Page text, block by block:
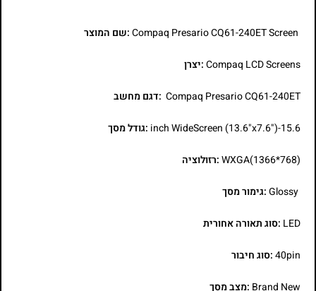
:שם המוצר
Compaq LCD Screens:יצרן
Compaq Presario CQ61-240ET :דגם מחשב
15.6-inch WideScreen (13.6"x7.6") :גודל מסך
WXGA(1366*768):רזולוציה
Glossy:גימור מסך
LED :סוג תאורה אחורית
40pin:סוג חיבור
Brand New :מצב מסך